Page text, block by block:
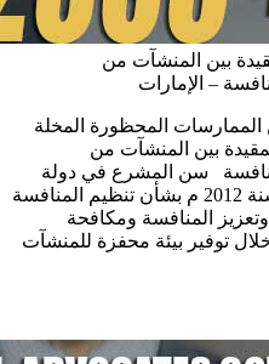
بين المنشآت من
– الإمارات
الممارسات المحظورة المخلة
بين المنشآت من
سن المشرع في دولة
الإمارت القانون الاتحادي رقم 4 لسنة 2012 م بشأن تنظيم المنافسة
المنافسة ومكافحة
توفير بيئة محفزة للمنشآت